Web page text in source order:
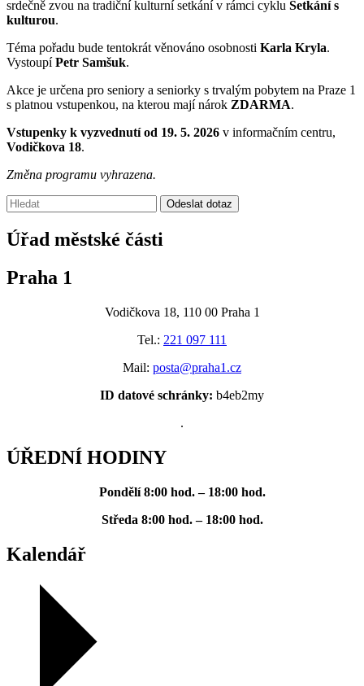
srdečně zvou na tradiční kulturní setkání v rámci cyklu Setkání s
kulturou.
Téma pořadu bude tentokrát věnováno osobnosti Karla Kryla.
VystoupíPetr Samšuk.
Akce je určena pro seniory a seniorky s trvalým pobytem na Praze 1
s platnou vstupenkou, na kterou mají nárok ZDARMA.
Vstupenky k vyzvednutí od 19. 5. 2026 v informačním centru,
Vodičkova 18.
Změna programu vyhrazena.
Vyhledávání:
Odeslat dotaz
Úřad městské části
Praha 1
Vodičkova 18, 110 00 Praha 1
Tel.: 221 097 111
Mail: posta@praha1.cz
ID datové schránky: b4eb2my
.
ÚŘEDNÍ HODINY
Pondělí 8:00 hod. – 18:00 hod.
Středa 8:00 hod. – 18:00 hod.
Kalendář